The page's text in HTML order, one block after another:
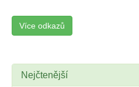
Více odkazů
Nejčtenější